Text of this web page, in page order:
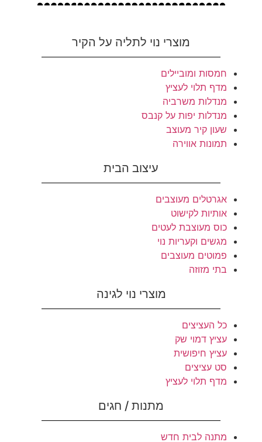
מוצרי נוי לתליה על הקיר
חמסות ומוביילים
מדף תלוי לעציץ
מנדלות משרביה
מנדלות יפות על קנבס
שעון קיר מעוצב
תמונות אווירה
עיצוב הבית
אגרטלים מעוצבים
אותיות לקישוט
כוס מעוצבת לעטים
מגשים וקעריות נוי
פמוטים מעוצבים
בתי מזוזה
מוצרי נוי לגינה
כל העציצים
עציץ דמוי שק
עציץ חיפושית
סט עציצים
מדף תלוי לעציץ
מתנות / חגים
מתנה לבית חדש